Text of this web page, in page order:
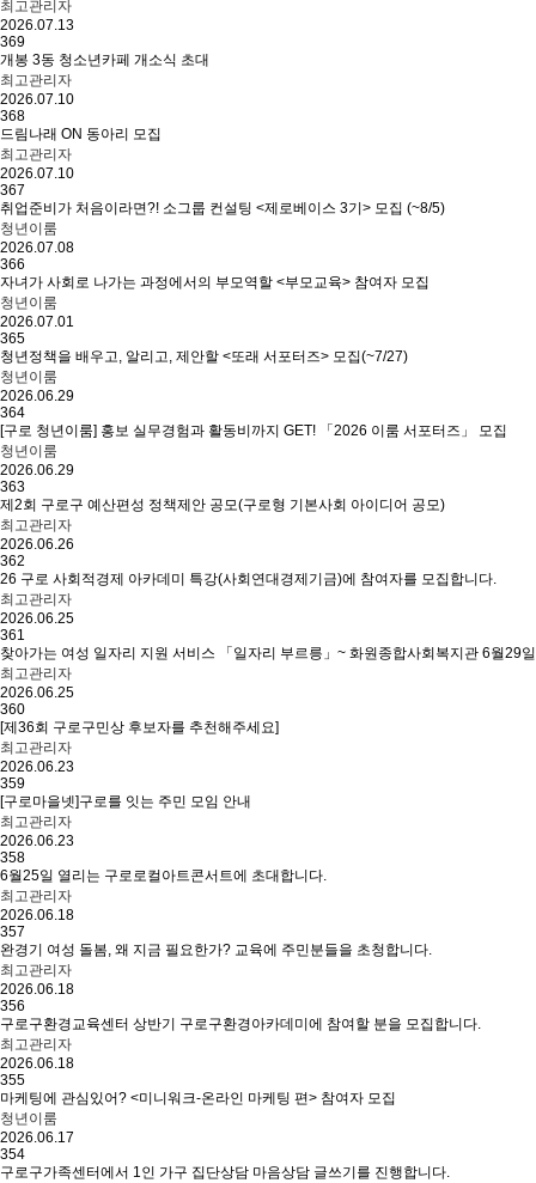
최고관리자
2026.07.13
369
개봉 3동 청소년카페 개소식 초대
최고관리자
2026.07.10
368
드림나래 ON 동아리 모집
최고관리자
2026.07.10
367
취업준비가 처음이라면?! 소그룹 컨설팅 <제로베이스 3기> 모집 (~8/5)
청년이룸
2026.07.08
366
자녀가 사회로 나가는 과정에서의 부모역할 <부모교육> 참여자 모집
청년이룸
2026.07.01
365
청년정책을 배우고, 알리고, 제안할 <또래 서포터즈> 모집(~7/27)
청년이룸
2026.06.29
364
[구로 청년이룸] 홍보 실무경험과 활동비까지 GET! 「2026 이룸 서포터즈」 모집
청년이룸
2026.06.29
363
제2회 구로구 예산편성 정책제안 공모(구로형 기본사회 아이디어 공모)
최고관리자
2026.06.26
362
26 구로 사회적경제 아카데미 특강(사회연대경제기금)에 참여자를 모집합니다.
최고관리자
2026.06.25
361
찾아가는 여성 일자리 지원 서비스 「일자리 부르릉」~ 화원종합사회복지관 6월29일
최고관리자
2026.06.25
360
[제36회 구로구민상 후보자를 추천해주세요]
최고관리자
2026.06.23
359
[구로마을넷]구로를 잇는 주민 모임 안내
최고관리자
2026.06.23
358
6월25일 열리는 구로로컬아트콘서트에 초대합니다.
최고관리자
2026.06.18
357
완경기 여성 돌봄, 왜 지금 필요한가? 교육에 주민분들을 초청합니다.
최고관리자
2026.06.18
356
구로구환경교육센터 상반기 구로구환경아카데미에 참여할 분을 모집합니다.
최고관리자
2026.06.18
355
마케팅에 관심있어? <미니워크-온라인 마케팅 편> 참여자 모집
청년이룸
2026.06.17
354
구로구가족센터에서 1인 가구 집단상담 마음상담 글쓰기를 진행합니다.